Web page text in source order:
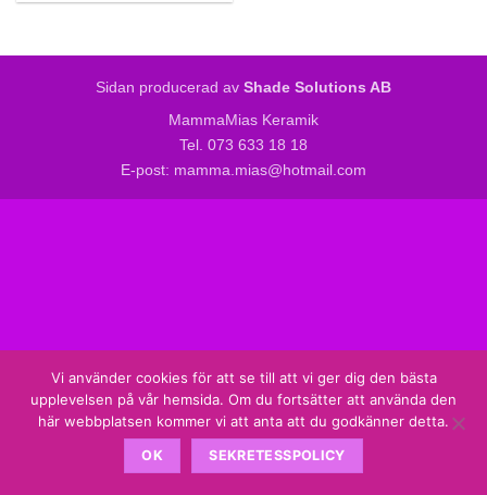
Sidan producerad av Shade Solutions AB
MammaMias Keramik
Tel. 073 633 18 18
E-post: mamma.mias@hotmail.com
Vi använder cookies för att se till att vi ger dig den bästa
upplevelsen på vår hemsida. Om du fortsätter att använda den
här webbplatsen kommer vi att anta att du godkänner detta.
OK SEKRETESSPOLICY